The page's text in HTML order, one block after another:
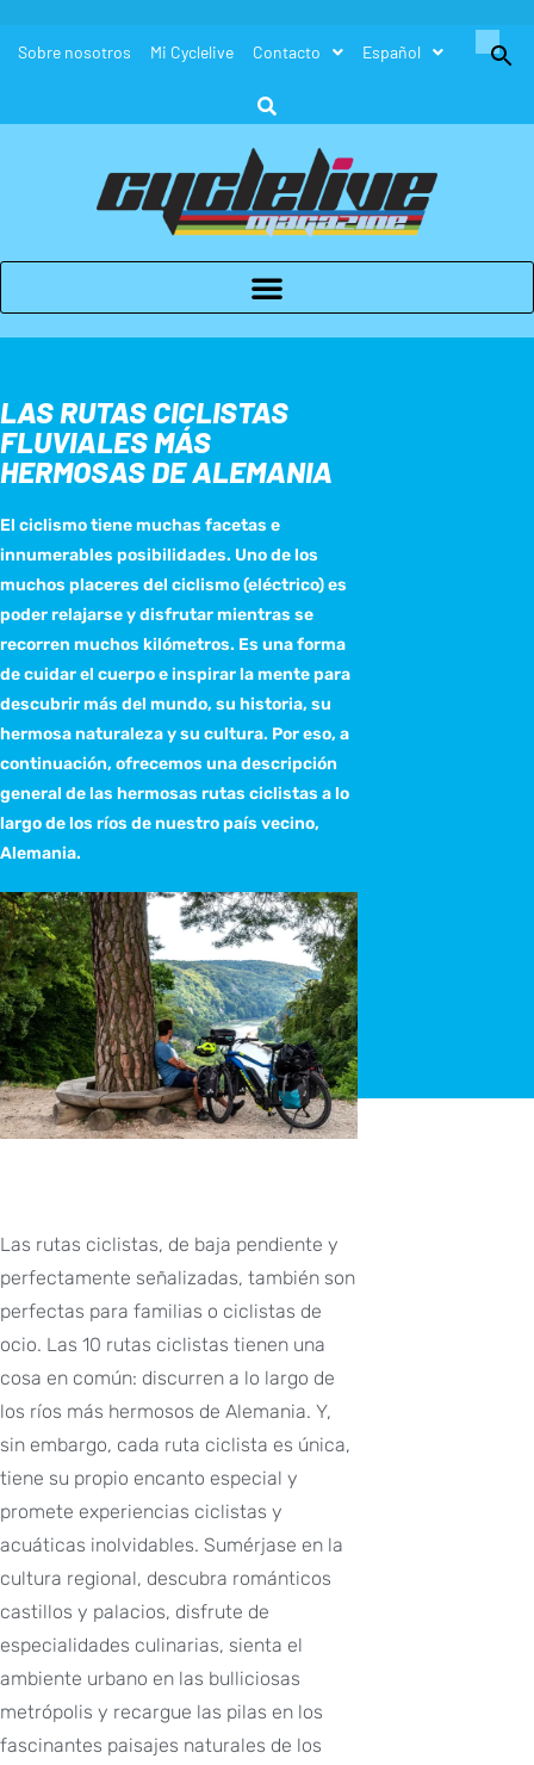
Sobre nosotros Mi Cyclelive Contacto Español
Buscar:
LAS RUTAS CICLISTAS
FLUVIALES MÁS
HERMOSAS DE ALEMANIA
El ciclismo tiene muchas facetas e
innumerables posibilidades. Uno de los
muchos placeres del ciclismo (eléctrico) es
poder relajarse y disfrutar mientras se
recorren muchos kilómetros. Es una forma
de cuidar el cuerpo e inspirar la mente para
descubrir más del mundo, su historia, su
hermosa naturaleza y su cultura. Por eso, a
continuación, ofrecemos una descripción
general de las hermosas rutas ciclistas a lo
largo de los ríos de nuestro país vecino,
Alemania.
Las rutas ciclistas, de baja pendiente y
perfectamente señalizadas, también son
perfectas para familias o ciclistas de
ocio. Las 10 rutas ciclistas tienen una
cosa en común: discurren a lo largo de
los ríos más hermosos de Alemania. Y,
sin embargo, cada ruta ciclista es única,
tiene su propio encanto especial y
promete experiencias ciclistas y
acuáticas inolvidables. Sumérjase en la
cultura regional, descubra románticos
castillos y palacios, disfrute de
especialidades culinarias, sienta el
ambiente urbano en las bulliciosas
metrópolis y recargue las pilas en los
fascinantes paisajes naturales de los